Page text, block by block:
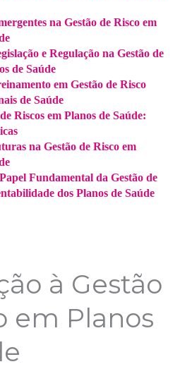
na Gestão de Risco em
e Regulação na Gestão de
de Saúde
em Gestão de Risco
de Saúde
Riscos em Planos de Saúde:
na Gestão de Risco em
Fundamental da Gestão de
dos Planos de Saúde
à Gestão
em Planos